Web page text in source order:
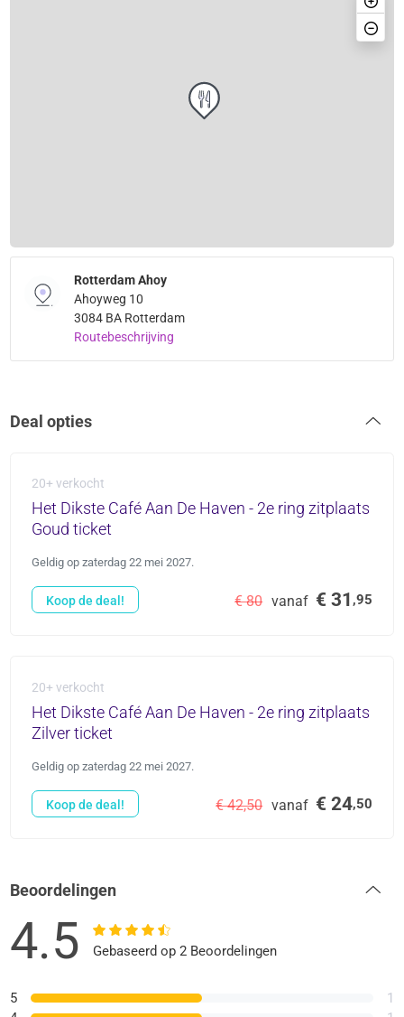
Rotterdam Ahoy
Ahoyweg 10
3084 BA Rotterdam
Routebeschrijving
Deal opties
20+ verkocht
Het Dikste Café Aan De Haven - 2e ring zitplaats
Goud ticket
Geldig op zaterdag 22 mei 2027.
€ 80 vanaf € 31,95
Koop de deal!
20+ verkocht
Het Dikste Café Aan De Haven - 2e ring zitplaats
Zilver ticket
Geldig op zaterdag 22 mei 2027.
€ 42,50 vanaf € 24,50
Koop de deal!
Beoordelingen
4.5 Gebaseerd op 2 Beoordelingen
5
1